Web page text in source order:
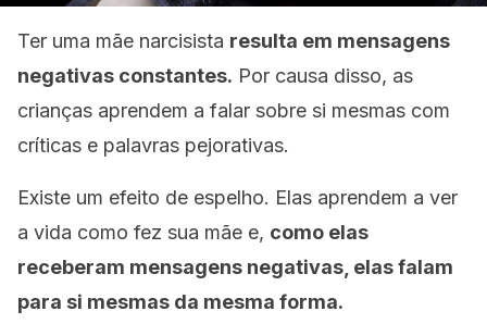
Ter uma mãe narcisista resulta em mensagens
negativas constantes. Por causa disso, as
crianças aprendem a falar sobre si mesmas com
críticas e palavras pejorativas.
Existe um efeito de espelho. Elas aprendem a ver
a vida como fez sua mãe e, como elas
receberam mensagens negativas, elas falam
para si mesmas da mesma forma.